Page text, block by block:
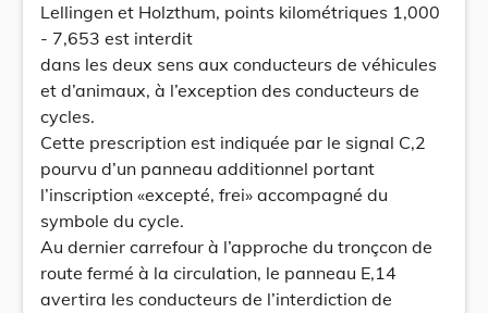
Lellingen et Holzthum, points kilométriques 1,000
- 7,653 est interdit
dans les deux sens aux conducteurs de véhicules
et d’animaux, à l’exception des conducteurs de
cycles.
Cette prescription est indiquée par le signal C,2
pourvu d’un panneau additionnel portant
l’inscription «excepté, frei» accompagné du
symbole du cycle.
Au dernier carrefour à l’approche du tronçcon de
route fermé à la circulation, le panneau E,14
avertira les conducteurs de l’interdiction de